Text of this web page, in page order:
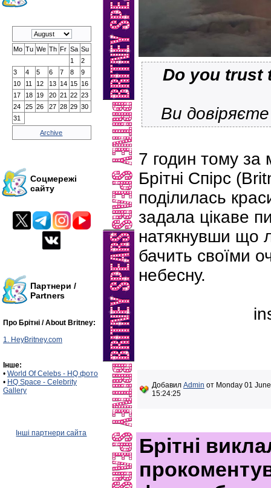
Mo Tu We Th Fr Sa Su
1
2
3
4 5 6 7 8
9
10
11 12 13 14 15 16
17
18 19 20 21 22 23
24
25 26 27 28 29 30
31
Archive
Соцмережі
сайту
Партнери /
Partners
Про Брітні / About Britney:
1. HeyBritney.com
Інше:
• World Of Celebs - HQ фото
• HQ Space - Celebrity
Gallery
Інші партнери сайта
Do you
Ви
7 годин тому за
Брітні Спірс
поділилась
задала цікаве
натякнувши що
бачить своїми
небесну.
Добавил Admin от Monday 01
15:24:25
Брітні